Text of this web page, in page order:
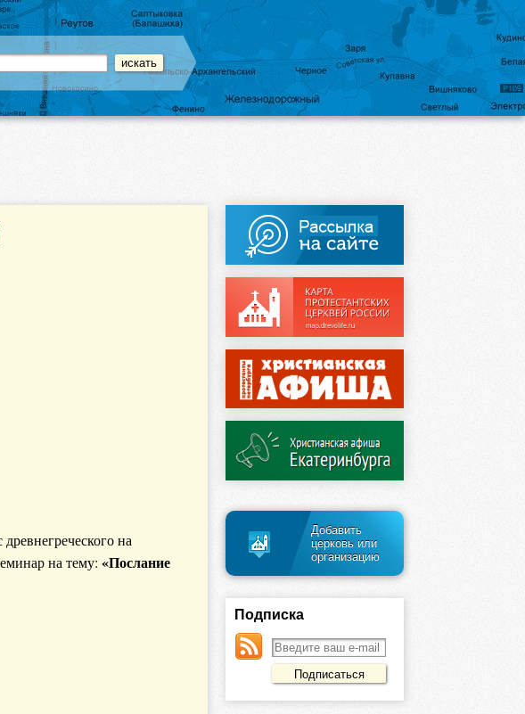
на
на тему: «Послание
Добавить
церковь или
организацию
Подписка